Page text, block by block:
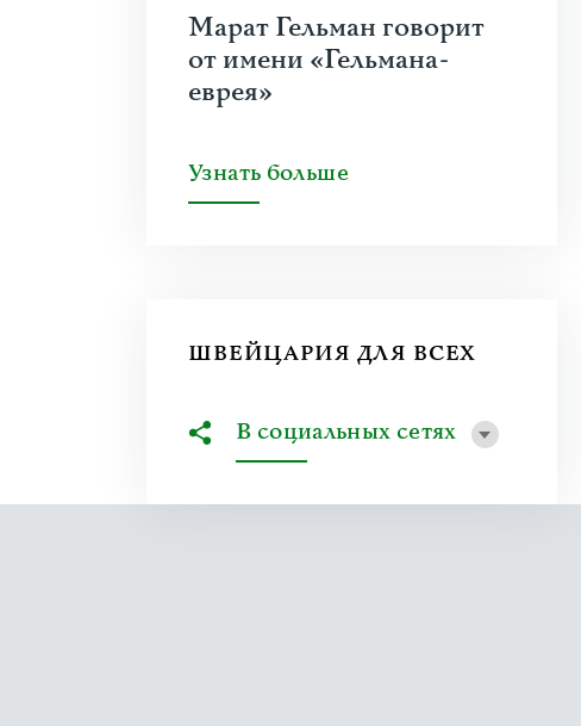
Марат Гельман говорит
от имени «Гельмана-
еврея»
Узнать больше
ШВЕЙЦАРИЯ ДЛЯ ВСЕХ
В социальных сетях